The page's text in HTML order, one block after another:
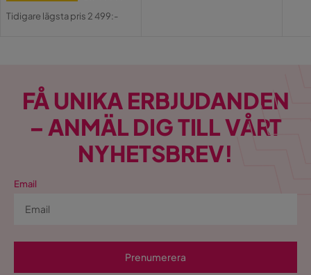
Pris
Original
Tidigare lägsta pris 2 499:-
FÅ UNIKA ERBJUDANDEN
– ANMÄL DIG TILL VÅRT
NYHETSBREV!
Email
Prenumerera